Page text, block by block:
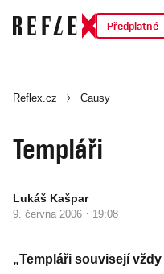
Předplatné
Reflex.cz Causy
Templáři
Lukáš Kašpar
9. června 2006 · 19:08
„Templáři souvisejí